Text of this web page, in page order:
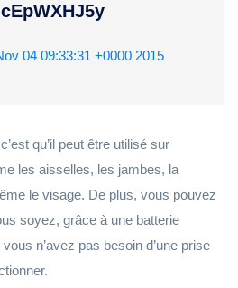
04 09:33:31 +0000 2015
qu’il peut être utilisé sur
les aisselles, les jambes, la
le visage. De plus, vous pouvez
soyez, grâce à une batterie
n’avez pas besoin d’une prise